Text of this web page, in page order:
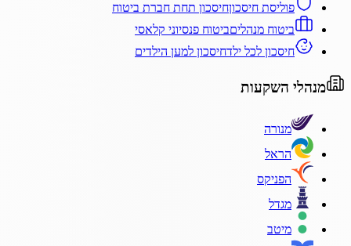
פוליסת חיסכוןחיסכון תחת חברת ביטוח
ביטוח מנהליםביטוח פנסיוני קלאסי
חיסכון לכל ילדחיסכון למען הילדים
מנהלי השקעות
מנורה
הראל
הפניקס
מגדל
מיטב